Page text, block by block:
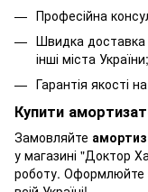
Професійна
Швидка доставка
інші міста України;
Гарантія якості
Купити
Замовляйте
у магазині "Доктор
роботу. Оформлюйте